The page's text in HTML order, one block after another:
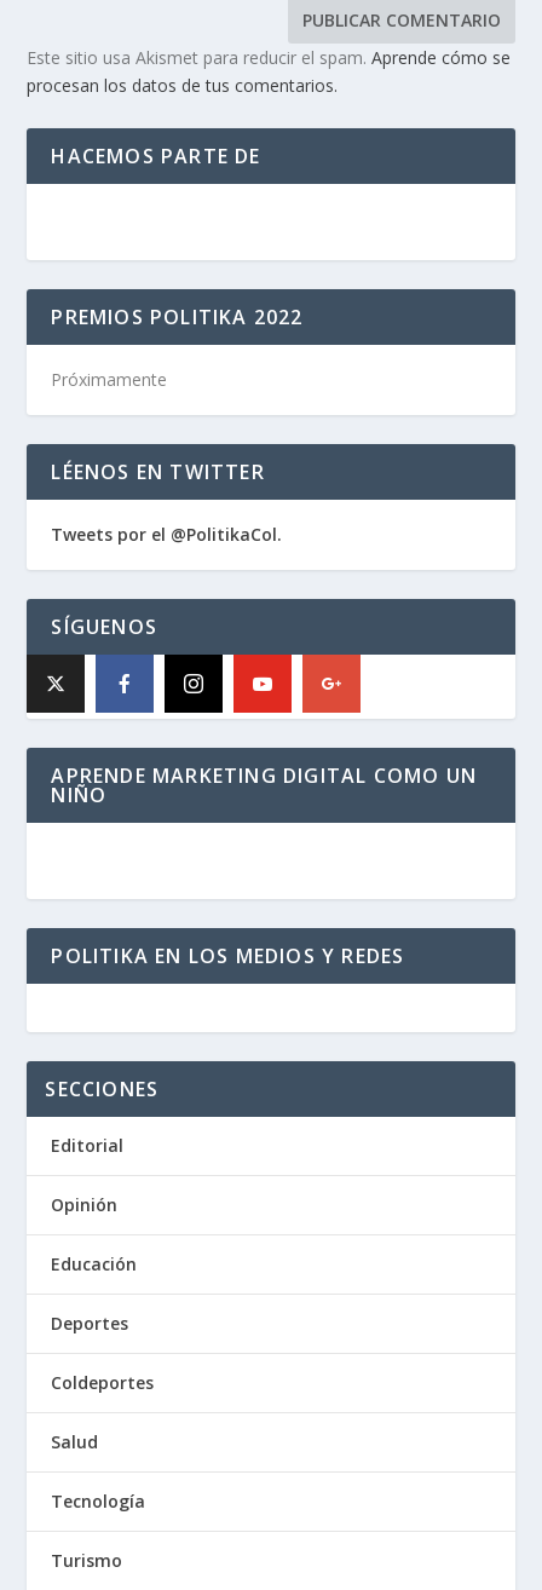
Este sitio usa Akismet para reducir el spam.Aprende cómo se
procesan los datos de tus comentarios.
HACEMOS PARTE DE
PREMIOS POLITIKA 2022
Próximamente
LÉENOS EN TWITTER
Tweets por el @PolitikaCol.
SÍGUENOS
APRENDE MARKETING DIGITAL COMO UN
NIÑO
POLITIKA EN LOS MEDIOS Y REDES
SECCIONES
Editorial
Opinión
Educación
Deportes
Coldeportes
Salud
Tecnología
Turismo